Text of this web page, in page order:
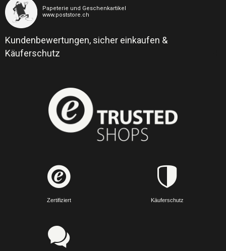
Papeterie und Geschenkartikel
www.poststore.ch
Kundenbewertungen, sicher einkaufen &
Käuferschutz
Zertifiziert Käuferschutz